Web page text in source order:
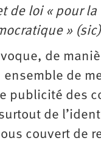
de loi « pour
»
de
de
publicité des
de
couvert de